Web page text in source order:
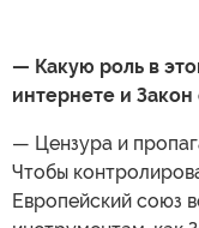
— Какую роль в
интернете и Закон
— Цензура и
Чтобы
Европейский союз